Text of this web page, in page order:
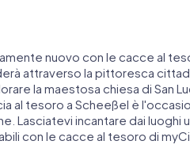
nuovo con le cacce al
attraverso la pittoresca
la maestosa chiesa di San
al tesoro a Scheeßel è
Lasciatevi incantare dai luoghi
con le cacce al tesoro di